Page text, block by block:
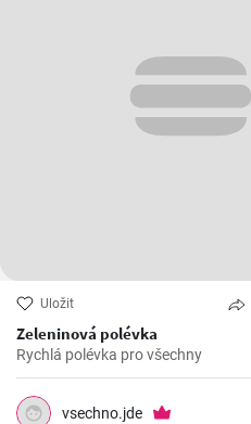
Uložit
Zeleninová polévka
Rychlá polévka pro všechny
vsechno.jde